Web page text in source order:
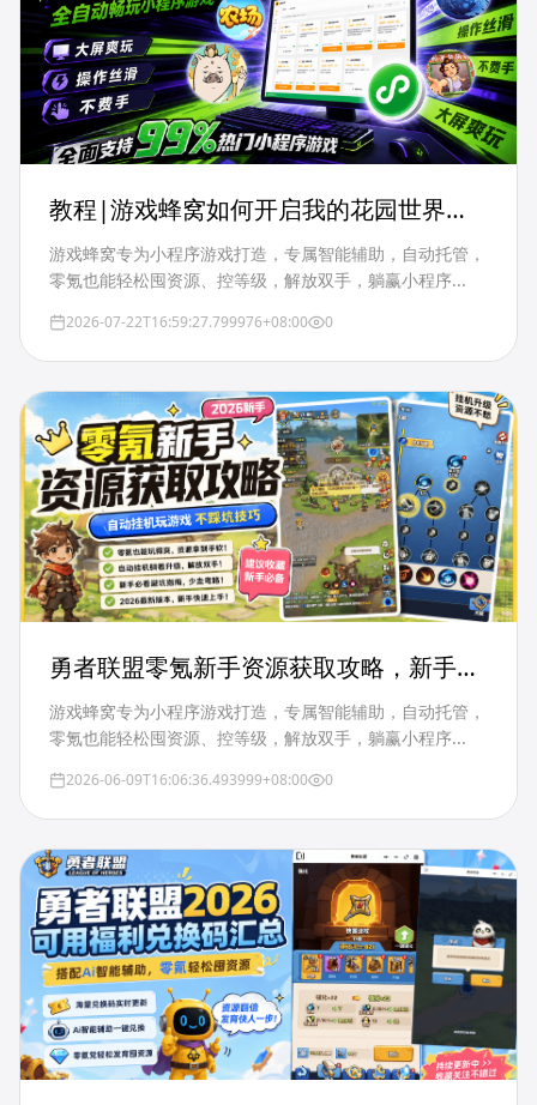
教程|游戏蜂窝如何开启我的花园世界辅
助
游戏蜂窝专为小程序游戏打造，专属智能辅助，自动托管，
零氪也能轻松囤资源、控等级，解放双手，躺赢小程序...
2026-07-22T16:59:27.799976+08:00 0
勇者联盟零氪新手资源获取攻略，新手自
动挂机玩游戏不踩坑技巧
游戏蜂窝专为小程序游戏打造，专属智能辅助，自动托管，
零氪也能轻松囤资源、控等级，解放双手，躺赢小程序...
2026-06-09T16:06:36.493999+08:00 0